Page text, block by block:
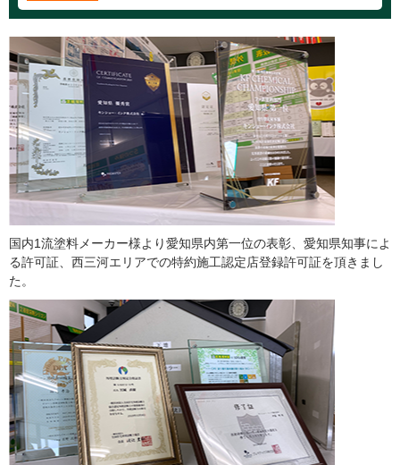
国内1流塗料メーカー様より愛知県内第一位の表彰、愛知県知事によ
る許可証、西三河エリアでの特約施工認定店登録許可証を頂きまし
た。